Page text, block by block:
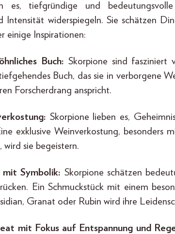
es, tiefgründige und
Intensität widerspiegeln. Sie schätzen
einige Inspirationen:
Buch: Skorpione sind fasziniert
Buch, das sie in verborgene
Forscherdrang anspricht.
Skorpione lieben es,
exklusive Weinverkostung, besonders
wird sie begeistern.
mit Symbolik: Skorpione schätzen
Ein Schmuckstück mit einem
Granat oder Rubin wird ihre
mit Fokus auf Entspannung und